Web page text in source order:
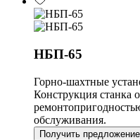
НБП-65
Горно-шахтные
Конструкция станка
обслуживания.
Получить предложение